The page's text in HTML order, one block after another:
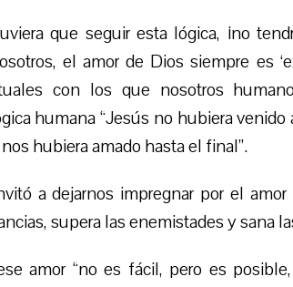
que seguir esta lógica, ¡no
el amor de Dios siempre es
con los que nosotros
humana “Jesús no hubiera
hubiera amado hasta el final”.
a dejarnos impregnar por el
supera las enemistades y sana
amor “no es fácil, pero es